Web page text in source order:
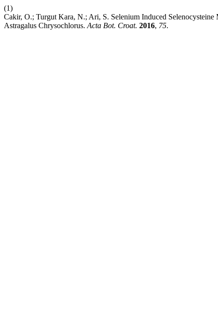
(1)
Cakir, O.; Turgut Kara, N.; Ari, S. Selenium Induced
Astragalus Chrysochlorus. Acta Bot. Croat. 2016, 75.